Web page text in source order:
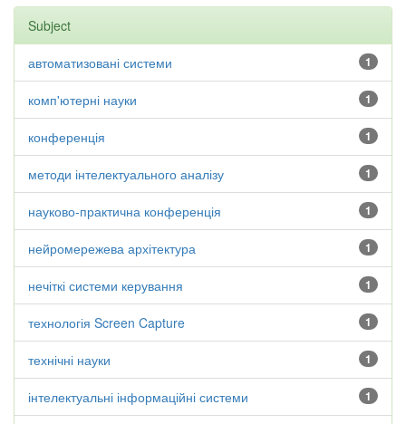
Subject
1
автоматизовані системи
1
комп'ютерні науки
1
конференція
1
методи інтелектуального аналізу
1
науково-практична конференція
1
нейромережева архітектура
1
нечіткі системи керування
1
технологія Screen Capture
1
технічні науки
1
інтелектуальні інформаційні системи